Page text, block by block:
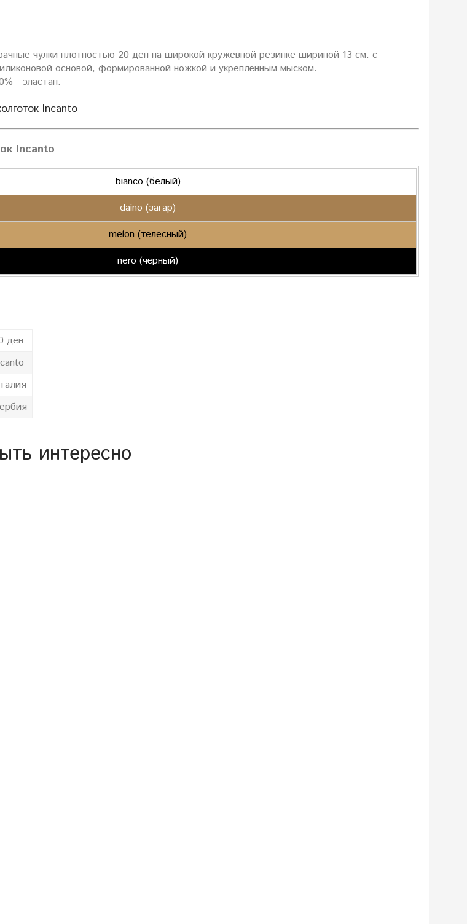
чулки плотностью 20 ден на широкой кружевной резинке шириной 13 см. с
основой, формированной ножкой и укреплённым мыском.
- эластан.
Incanto
Incanto
bianco (белый)
daino (загар)
melon (телесный)
nero (чёрный)
ден
интересно